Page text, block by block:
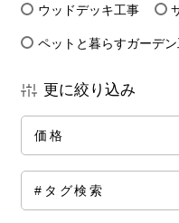
ウッドデッキ工事
ペットと暮らすガーデ
更に絞り込み
価格
全ての価格帯
150万円前後 200万
#タグ検索